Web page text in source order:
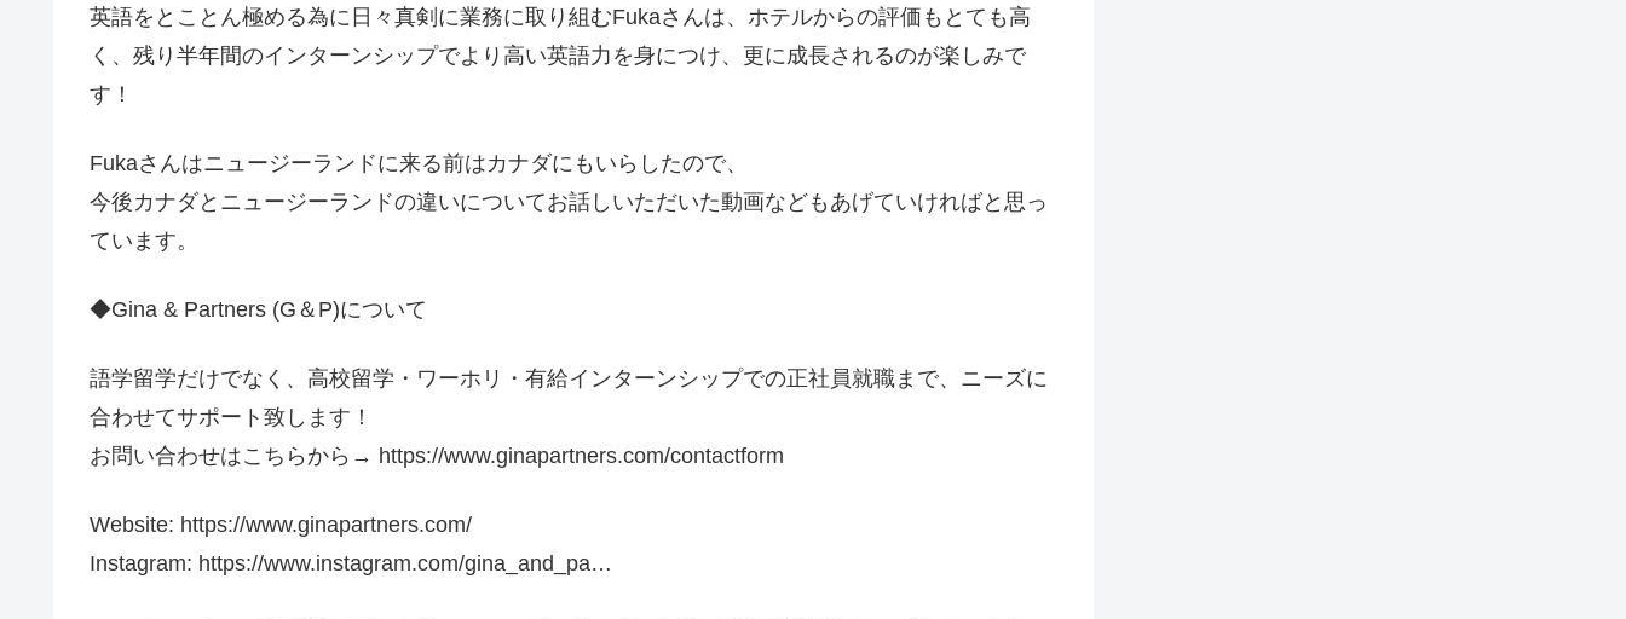
英語をとことん極める為に日々真剣に業務に取り組むFukaさんは、ホテルからの評価もとても高
く、残り半年間のインターンシップでより高い英語力を身につけ、更に成長されるのが楽しみで
す！
Fukaさんはニュージーランドに来る前はカナダにもいらしたので、
今後カナダとニュージーランドの違いについてお話しいただいた動画などもあげていければと思っ
ています。
◆Gina & Partners (G＆P)について
語学留学だけでなく、高校留学・ワーホリ・有給インターンシップでの正社員就職まで、ニーズに
合わせてサポート致します！
お問い合わせはこちらから→ https://www.ginapartners.com/contactform
Website: https://www.ginapartners.com/
Instagram: https://www.instagram.com/gina_and_pa…